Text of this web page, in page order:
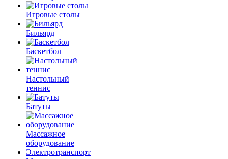
Игровые столы
Бильярд
Баскетбол
Настольный
теннис
Батуты
Массажное
оборудование
Электротранспорт